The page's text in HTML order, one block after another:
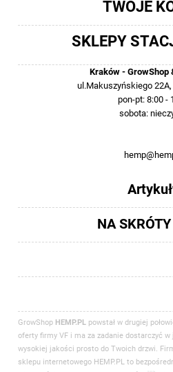
TWOJE
SKLEPY
Kraków - GrowShop
ul.Makuszyńskiego
pon-pt: 8:00 -
sobota:
NA SKRÓTY
GrowShop HEMP.PL powstał w drugiej
oferty firmy VF i ma za zadanie dostarczyć
wysokiej jakości prosto do Twoich drzwi.
sklepu internetowego HEMP.PL to